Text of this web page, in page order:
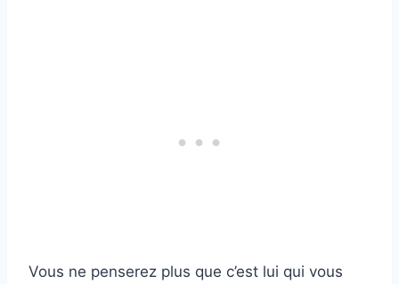
Vous ne penserez plus que c’est lui qui vous